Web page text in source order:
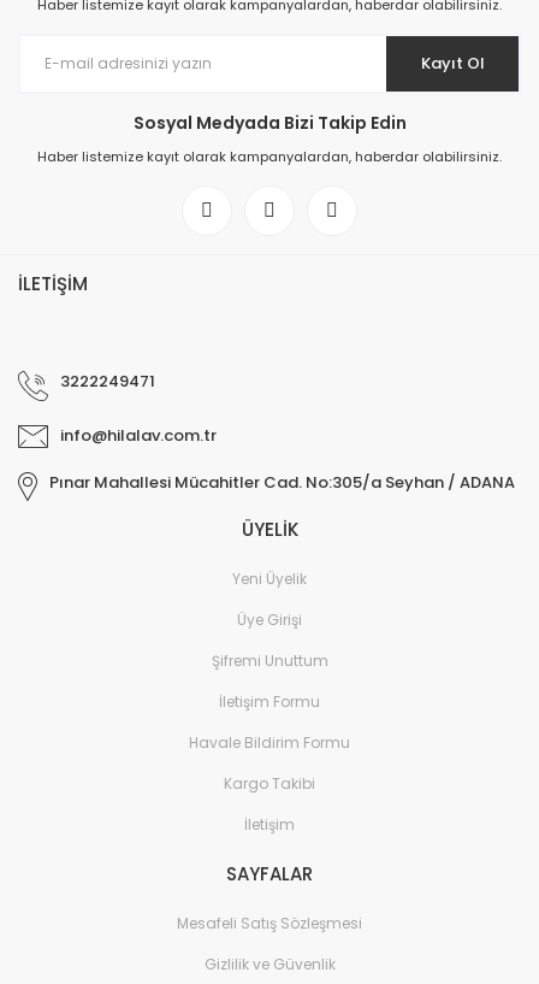
Haber listemize kayıt olarak kampanyalardan, haberdar olabilirsiniz.
Kayıt Ol
Sosyal Medyada Bizi Takip Edin
Haber listemize kayıt olarak kampanyalardan, haberdar olabilirsiniz.
İLETİŞİM
3222249471
info@hilalav.com.tr
Pınar Mahallesi Mücahitler Cad. No:305/a Seyhan / ADANA
ÜYELİK
Yeni Üyelik
Üye Girişi
Şifremi Unuttum
İletişim Formu
Havale Bildirim Formu
Kargo Takibi
İletişim
SAYFALAR
Mesafeli Satış Sözleşmesi
Gizlilik ve Güvenlik